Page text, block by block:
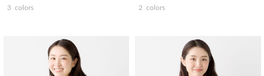
3 colors 2 colors